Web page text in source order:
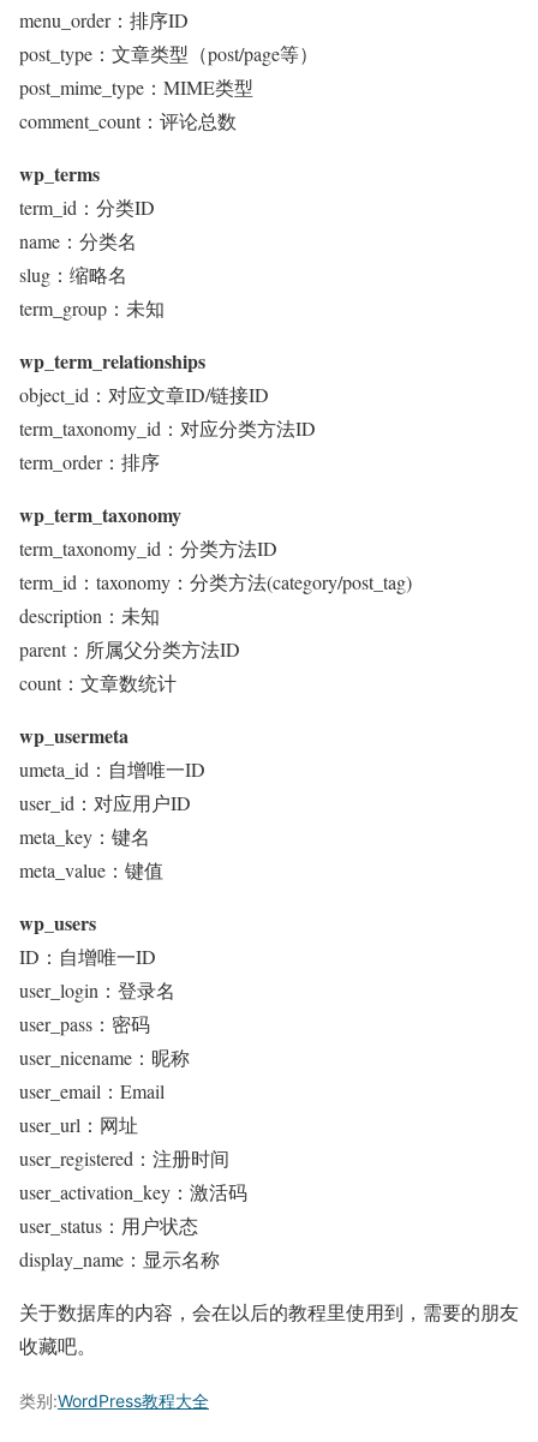
menu_order：排序ID
post_type：文章类型（post/page等）
post_mime_type：MIME类型
comment_count：评论总数
wp_terms
term_id：分类ID
name：分类名
slug：缩略名
term_group：未知
wp_term_relationships
object_id：对应文章ID/链接ID
term_taxonomy_id：对应分类方法ID
term_order：排序
wp_term_taxonomy
term_taxonomy_id：分类方法ID
term_id：taxonomy：分类方法(category/post_tag)
description：未知
parent：所属父分类方法ID
count：文章数统计
wp_usermeta
umeta_id：自增唯一ID
user_id：对应用户ID
meta_key：键名
meta_value：键值
wp_users
ID：自增唯一ID
user_login：登录名
user_pass：密码
user_nicename：昵称
user_email：Email
user_url：网址
user_registered：注册时间
user_activation_key：激活码
user_status：用户状态
display_name：显示名称
关于数据库的内容，会在以后的教程里使用到，需要的朋友
收藏吧。
类别:WordPress教程大全